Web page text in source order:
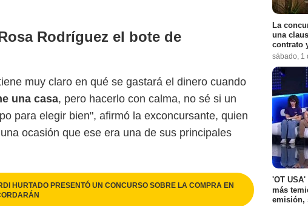
Rodríguez el bote de
muy claro en qué se gastará el dinero cuando
una casa, pero hacerlo con calma, no sé si un
para elegir bien", afirmó la exconcursante, quien
ocasión que ese era una de sus principales
HURTADO PRESENTÓ UN CONCURSO SOBRE LA COMPRA EN
La
una
contrato
sábado, 1
'OT
más
emisión,